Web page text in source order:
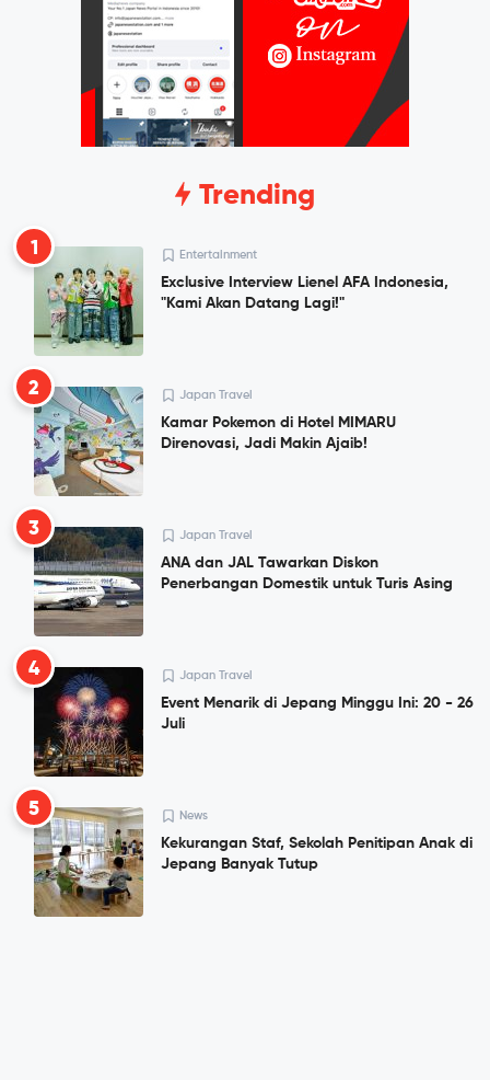
Trending
1 Entertainment
Exclusive Interview Lienel AFA Indonesia,
"Kami Akan Datang Lagi!"
2 Japan Travel
Kamar Pokemon di Hotel MIMARU
Direnovasi, Jadi Makin Ajaib!
3 Japan Travel
ANA dan JAL Tawarkan Diskon
Penerbangan Domestik untuk Turis Asing
4 Japan Travel
Event Menarik di Jepang Minggu Ini: 20 - 26
Juli
5 News
Kekurangan Staf, Sekolah Penitipan Anak di
Jepang Banyak Tutup